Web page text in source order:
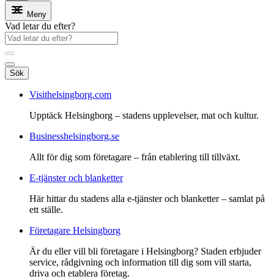
Meny
Vad letar du efter?
Sök
Visithelsingborg.com
Upptäck Helsingborg – stadens upplevelser, mat och kultur.
Businesshelsingborg.se
Allt för dig som företagare – från etablering till tillväxt.
E-tjänster och blanketter
Här hittar du stadens alla e-tjänster och blanketter – samlat på
ett ställe.
Företagare Helsingborg
Är du eller vill bli företagare i Helsingborg? Staden erbjuder
service, rådgivning och information till dig som vill starta,
driva och etablera företag.